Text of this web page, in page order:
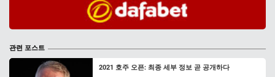
관련 포스트
2021 호주 오픈: 최종 세부 정보 곧 공개하다